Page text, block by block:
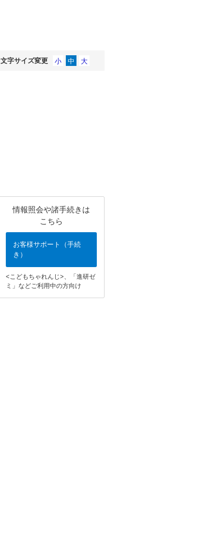
文字サイズ変更
情報照会や諸手続きは
こちら
お客様サポート（手続
き）
<こどもちゃれんじ>、「進研ゼ
ミ」などご利用中の方向け